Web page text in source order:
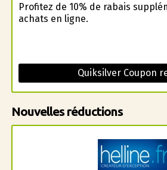
Profitez de 10% de rabais
achats en ligne.
Quiksilver Coupon
Nouvelles réductions